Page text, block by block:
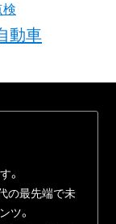
検
動車
。
の最先端で未
ツ。